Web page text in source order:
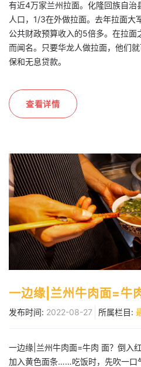
有近4万家兰州拉面。化隆回族自
人口，1/3在外做拉面。去年拉面大
公共财政预算收入的5倍多。在拉
而闻名。只要华龙人做拉面，他们
保和无息贷款。
查看详情
一边缘|兰州牛肉面=牛
发布时间: 2022-08-27 所属栏目:
一边缘|兰州牛肉面=牛肉 面？倒入
加入黄色面条……吃饭时，先吹一口